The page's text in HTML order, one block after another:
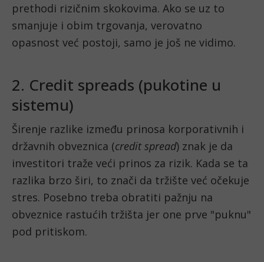
prethodi rizičnim skokovima. Ako se uz to
smanjuje i obim trgovanja, verovatno
opasnost već postoji, samo je još ne vidimo.
2. Credit spreads (pukotine u
sistemu)
Širenje razlike između prinosa korporativnih i
državnih obveznica (credit spread) znak je da
investitori traže veći prinos za rizik. Kada se ta
razlika brzo širi, to znači da tržište već očekuje
stres. Posebno treba obratiti pažnju na
obveznice rastućih tržišta jer one prve "puknu"
pod pritiskom.